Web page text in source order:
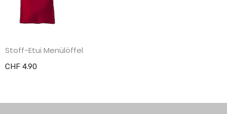
Stoff-Etui Menülöffel
CHF 4.90